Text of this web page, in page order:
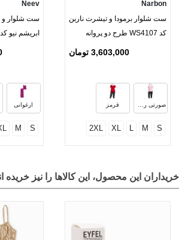
Narbon
ست شلوار برمودا و تیشرت ناربن
کد WS4107 طرح دو پروانه
3,603,000 تومان
صورتی روشن قرمز
S
M
L
XL
2XL
Neev
ست شلوار و
ابریشم نیو کد Berlin
ارغوانی
S
M
خریداران این محصول، این کالاها را نیز خریده